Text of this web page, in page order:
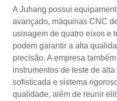
A Juhang possui
avançado, máquinas CNC
usinagem de quatro eixos e
podem garantir a alta
precisão. A empresa
instrumentos de teste de
sofisticada e sistema
qualidade, além de reunir